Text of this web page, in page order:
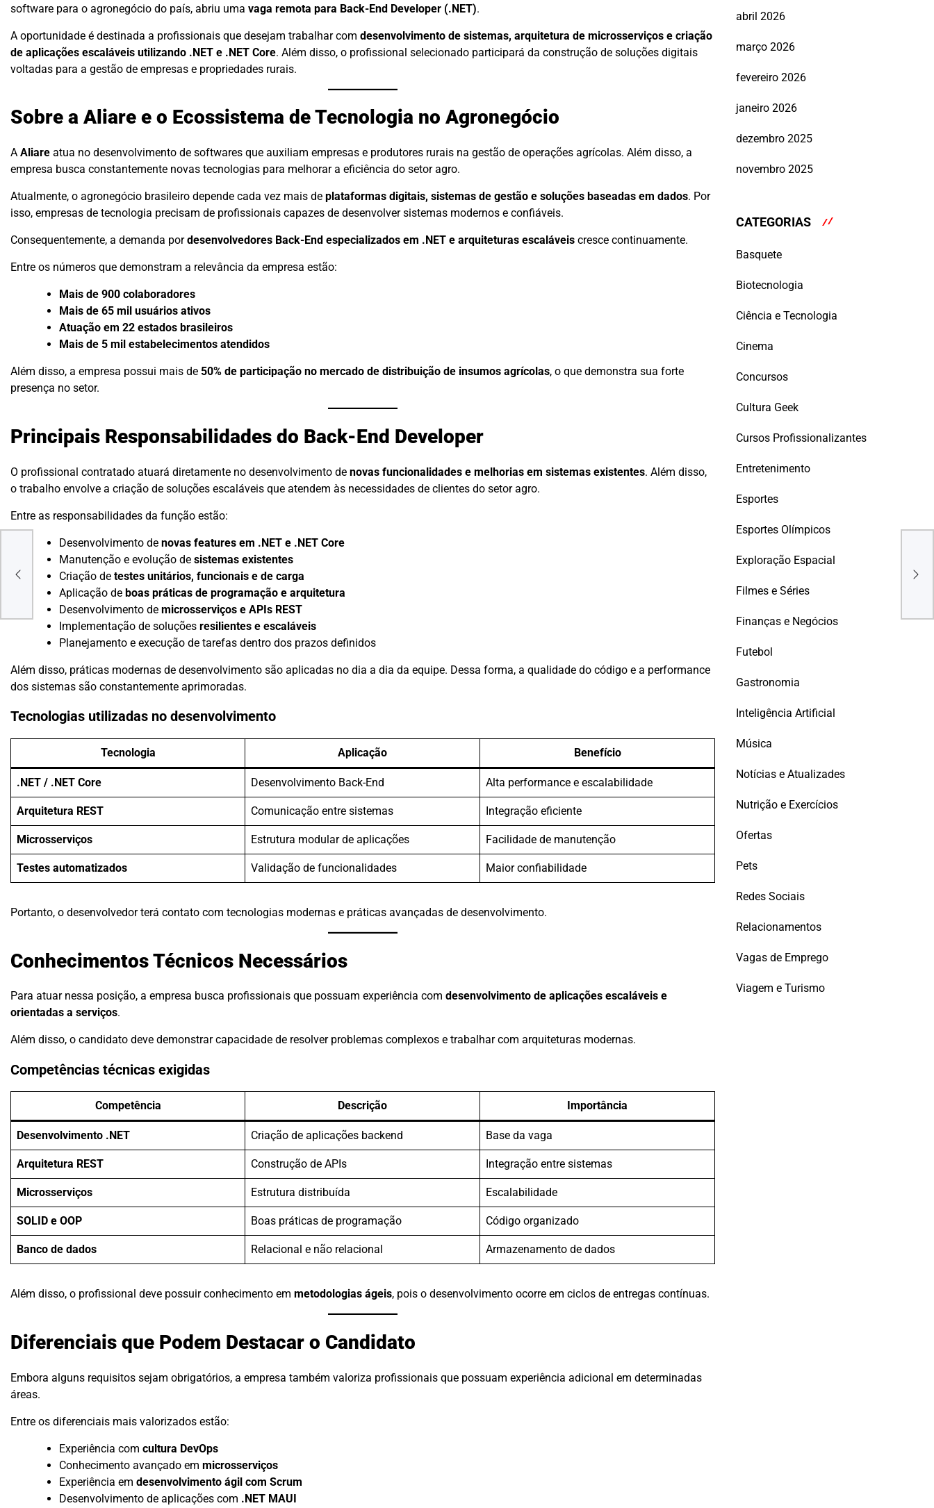
software para o agronegócio do país, abriu uma vaga remota para Back-End Developer (.NET).
A oportunidade é destinada a profissionais que desejam trabalhar com desenvolvimento de sistemas, arquitetura de microsserviços e criação
de aplicações escaláveis utilizando .NET e .NET Core. Além disso, o profissional selecionado participará da construção de soluções digitais
voltadas para a gestão de empresas e propriedades rurais.
Sobre a Aliare e o Ecossistema de Tecnologia no Agronegócio
A Aliare atua no desenvolvimento de softwares que auxiliam empresas e produtores rurais na gestão de operações agrícolas. Além disso, a
empresa busca constantemente novas tecnologias para melhorar a eficiência do setor agro.
Atualmente, o agronegócio brasileiro depende cada vez mais de plataformas digitais, sistemas de gestão e soluções baseadas em dados. Por
isso, empresas de tecnologia precisam de profissionais capazes de desenvolver sistemas modernos e confiáveis.
Consequentemente, a demanda pordesenvolvedores Back-End especializados em .NET e arquiteturas escaláveis cresce continuamente.
Entre os números que demonstram a relevância da empresa estão:
Mais de 900 colaboradores
Mais de 65 mil usuários ativos
Atuação em 22 estados brasileiros
Mais de 5 mil estabelecimentos atendidos
Além disso, a empresa possui mais de 50% de participação no mercado de distribuição de insumos agrícolas, o que demonstra sua forte
presença no setor.
Principais Responsabilidades do Back-End Developer
O profissional contratado atuará diretamente no desenvolvimento de novas funcionalidades e melhorias em sistemas existentes. Além disso,
o trabalho envolve a criação de soluções escaláveis que atendem às necessidades de clientes do setor agro.
Entre as responsabilidades da função estão:
Desenvolvimento de novas features em .NET e .NET Core
Manutenção e evolução de sistemas existentes
Criação de testes unitários, funcionais e de carga
Aplicação de boas práticas de programação e arquitetura
Desenvolvimento de microsserviços e APIs REST
Implementação de soluções resilientes e escaláveis
Planejamento e execução de tarefas dentro dos prazos definidos
Além disso, práticas modernas de desenvolvimento são aplicadas no dia a dia da equipe. Dessa forma, a qualidade do código e a performance
dos sistemas são constantemente aprimoradas.
Tecnologias utilizadas no desenvolvimento
Tecnologia Aplicação Benefício
.NET / .NET Core Desenvolvimento Back-End Alta performance e escalabilidade
Arquitetura REST Comunicação entre sistemas Integração eficiente
Microsserviços Estrutura modular de aplicações Facilidade de manutenção
Testes automatizados Validação de funcionalidades Maior confiabilidade
Portanto, o desenvolvedor terá contato com tecnologias modernas e práticas avançadas de desenvolvimento.
Conhecimentos Técnicos Necessários
Para atuar nessa posição, a empresa busca profissionais que possuam experiência com desenvolvimento de aplicações escaláveis e
orientadas a serviços.
Além disso, o candidato deve demonstrar capacidade de resolver problemas complexos e trabalhar com arquiteturas modernas.
Competências técnicas exigidas
Competência Descrição Importância
Desenvolvimento .NET Criação de aplicações backend Base da vaga
Arquitetura REST Construção de APIs Integração entre sistemas
Microsserviços Estrutura distribuída Escalabilidade
SOLID e OOP Boas práticas de programação Código organizado
Banco de dados Relacional e não relacional Armazenamento de dados
Além disso, o profissional deve possuir conhecimento em metodologias ágeis, pois o desenvolvimento ocorre em ciclos de entregas contínuas.
Diferenciais que Podem Destacar o Candidato
Embora alguns requisitos sejam obrigatórios, a empresa também valoriza profissionais que possuam experiência adicional em determinadas
áreas.
Entre os diferenciais mais valorizados estão:
Experiência com cultura DevOps
Conhecimento avançado em microsserviços
Experiência em desenvolvimento ágil com Scrum
Desenvolvimento de aplicações com .NET MAUI
abril 2026
março 2026
fevereiro 2026
janeiro 2026
dezembro 2025
novembro 2025
CATEGORIAS
Basquete
Biotecnologia
Ciência e Tecnologia
Cinema
Concursos
Cultura Geek
Cursos Profissionalizantes
Entretenimento
Esportes
Esportes Olímpicos
Exploração Espacial
Filmes e Séries
Finanças e Negócios
Futebol
Gastronomia
Inteligência Artificial
Música
Notícias e Atualizades
Nutrição e Exercícios
Ofertas
Pets
Redes Sociais
Relacionamentos
Vagas de Emprego
Viagem e Turismo